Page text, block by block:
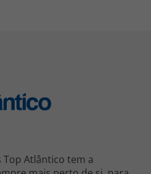
Top Atlântico tem a